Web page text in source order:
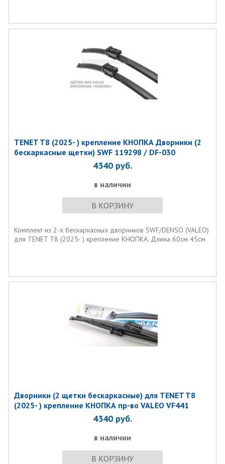
TENET T8 (2025- ) крепление КНОПКА Дворники (2
бескаркасные щетки) SWF 119298 / DF-030
4340 руб.
в наличии
В КОРЗИНУ
Комплект из 2-х бескаркасных дворников SWF/DENSO (VALEO)
для TENET T8 (2025- ) крепление КНОПКА. Длина 60см 45см
Дворники (2 щетки бескаркасные) для TENET T8
(2025- ) крепление КНОПКА пр-во VALEO VF441
4340 руб.
в наличии
В КОРЗИНУ